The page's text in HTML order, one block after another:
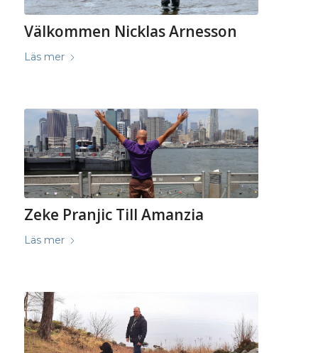
Välkommen Nicklas Arnesson
Läs mer
Zeke Pranjic Till Amanzia
Läs mer